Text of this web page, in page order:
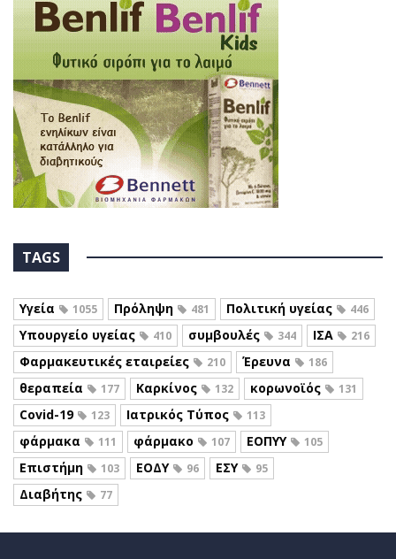
TAGS
Υγεία 1055 Πρόληψη 481 Πολιτική υγείας 446
Υπουργείο υγείας 410 συμβουλές 344 ΙΣΑ 216
Φαρμακευτικές εταιρείες 210 Έρευνα 186
θεραπεία 177 Καρκίνος 132 κορωνοϊός 131
Covid-19 123 Ιατρικός Τύπος 113
φάρμακα 111 φάρμακο 107 ΕΟΠΥΥ 105
Επιστήμη 103 ΕΟΔΥ 96 ΕΣΥ 95
Διαβήτης 77